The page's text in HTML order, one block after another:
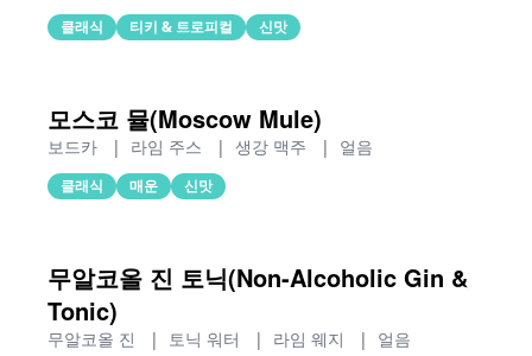
클래식 티키 & 트로피컬 신맛
모스코 뮬(Moscow Mule)
보드카 | 라임 주스 | 생강 맥주 | 얼음
클래식 매운 신맛
무알코올 진 토닉(Non-Alcoholic Gin &
Tonic)
무알코올 진 | 토닉 워터 | 라임 웨지 | 얼음